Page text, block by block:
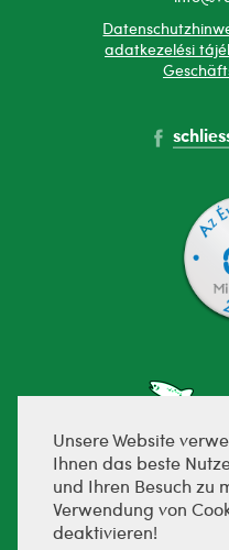
Unsere Website
Ihnen das beste
und Ihren Besuch zu
Verwendung von
deaktivieren!
adatkezelési